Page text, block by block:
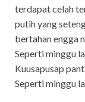
terdapat celah
putih yang
bertahan engga
Seperti minggu
Kuusapusap
Seperti minggu